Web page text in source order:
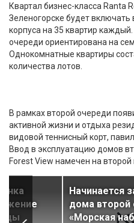
Квартал бизнес-класса Ranta
Зеленогорске будет
корпуса на 35 квартир
очереди ориентирована на
Однокомнатные квартиры
количества лотов.
В рамках второй очереди
активной жизни и отдыха
видовой теннисный корт,
Ввод в эксплуатацию домов
Forest View намечен на второй
Начинается
дома
«Морская